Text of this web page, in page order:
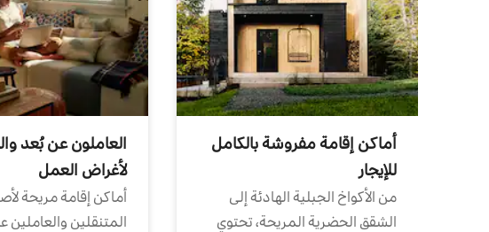
أماكن إقامة مفروشة بالكامل
للإيجار
من الأكواخ الجبلية الهادئة إلى
الشقق الحضرية المريحة، تحتوي
العاملون عن بُعد
لأغراض العمل
أماكن إقامة مريحة
المتنقلين والعاملين